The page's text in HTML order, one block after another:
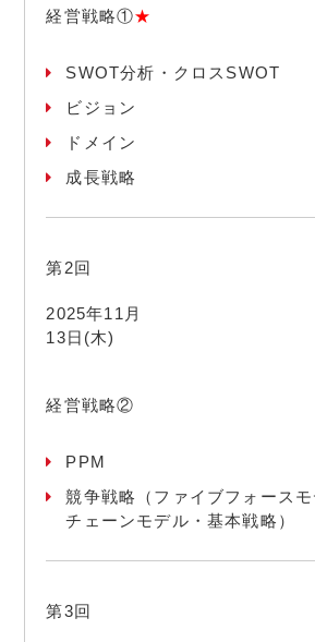
経営戦略①★
SWOT分析・クロスSWOT
ビジョン
ドメイン
成長戦略
第2回
2025年11月
13日(木)
経営戦略②
PPM
競争戦略（ファイブフォース
チェーンモデル・基本戦略）
第3回